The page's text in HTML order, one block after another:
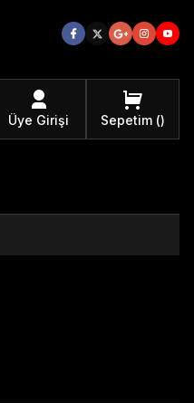
Üye Girişi Sepetim